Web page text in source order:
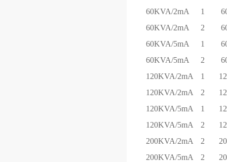
60KVA/2mA
1
60KVA/2mA
2
60KVA/5mA
1
60KVA/5mA
2
120KVA/2mA
1
120KVA/2mA
2
120KVA/5mA
1
120KVA/5mA
2
200KVA/2mA
2
200KVA/5mA
2